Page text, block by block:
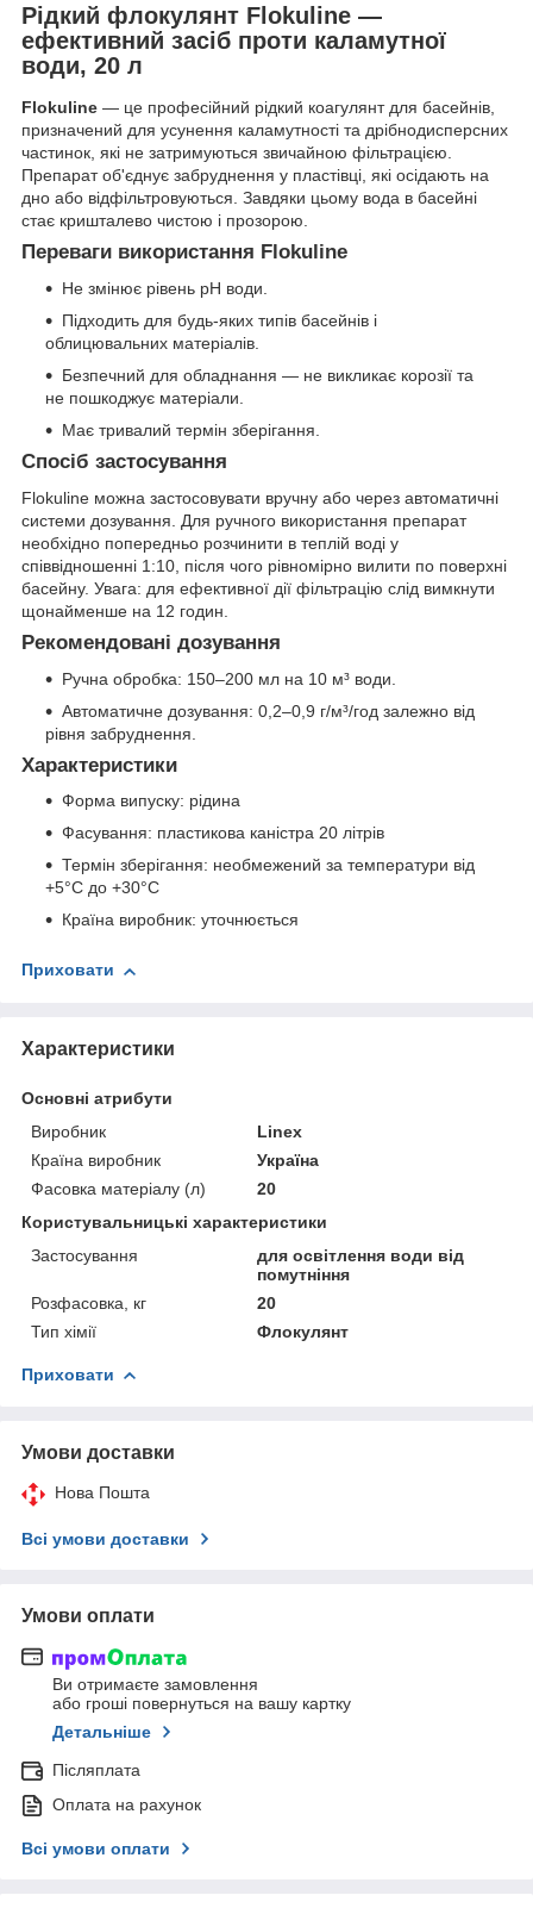
Рідкий флокулянт Flokuline —
ефективний засіб проти каламутної
води, 20 л
Flokuline — це професійний рідкий коагулянт для басейнів,
призначений для усунення каламутності та дрібнодисперсних
частинок, які не затримуються звичайною фільтрацією.
Препарат об'єднує забруднення у пластівці, які осідають на
дно або відфільтровуються. Завдяки цьому вода в басейні
стає кришталево чистою і прозорою.
Переваги використання Flokuline
Не змінює рівень pH води.
Підходить для будь-яких типів басейнів і
облицювальних матеріалів.
Безпечний для обладнання — не викликає корозії та
не пошкоджує матеріали.
Має тривалий термін зберігання.
Спосіб застосування
Flokuline можна застосовувати вручну або через автоматичні
системи дозування. Для ручного використання препарат
необхідно попередньо розчинити в теплій воді у
співвідношенні 1:10, після чого рівномірно вилити по поверхні
басейну. Увага: для ефективної дії фільтрацію слід вимкнути
щонайменше на 12 годин.
Рекомендовані дозування
Ручна обробка: 150–200 мл на 10 м³ води.
Автоматичне дозування: 0,2–0,9 г/м³/год залежно від
рівня забруднення.
Характеристики
Форма випуску: рідина
Фасування: пластикова каністра 20 літрів
Термін зберігання: необмежений за температури від
+5°C до +30°C
Країна виробник: уточнюється
Приховати
Характеристики
Основні атрибути
Виробник
Linex
Країна виробник
Україна
Фасовка матеріалу (л)
20
Користувальницькі характеристики
Застосування
для освітлення води від
помутніння
Розфасовка, кг
20
Тип хімії
Флокулянт
Приховати
Умови доставки
Нова Пошта
Всі умови доставки
Умови оплати
Ви отримаєте замовлення
або гроші повернуться на вашу картку
Детальніше
Післяплата
Оплата на рахунок
Всі умови оплати